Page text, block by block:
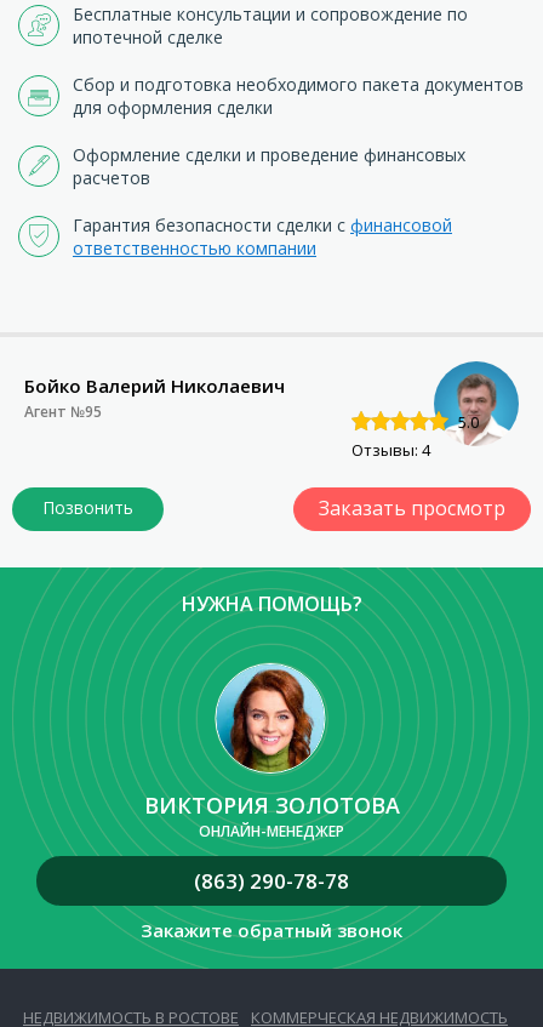
Бесплатные консультации и сопровождение по
ипотечной сделке
Сбор и подготовка необходимого пакета документов
для оформления сделки
Оформление сделки и проведение финансовых
расчетов
Гарантия безопасности сделки с финансовой
ответственностью компании
Бойко Валерий Николаевич
Агент №95
5.0
Отзывы: 4
Заказать просмотр
НУЖНА ПОМОЩЬ?
ВИКТОРИЯ ЗОЛОТОВА
ОНЛАЙН-МЕНЕДЖЕР
(863) 290-78-78
Закажите обратный звонок
НЕДВИЖИМОСТЬ В РОСТОВЕ КОММЕРЧЕСКАЯ НЕДВИЖИМОСТЬ